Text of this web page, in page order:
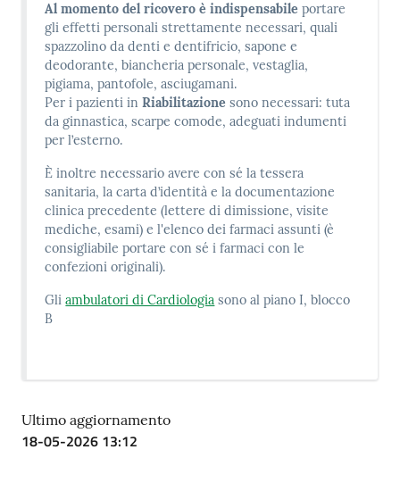
Al momento del ricovero è indispensabileportare
gli effetti personali strettamente necessari, quali
spazzolino da denti e dentifricio, sapone e
deodorante, biancheria personale, vestaglia,
pigiama, pantofole, asciugamani.
Per i pazienti inRiabilitazione sono necessari: tuta
da ginnastica, scarpe comode, adeguati indumenti
per l’esterno.
È inoltre necessario avere con sé la tessera
sanitaria, la carta d’identità e la documentazione
clinica precedente (lettere di dimissione, visite
mediche, esami) e l'elenco dei farmaci assunti (è
consigliabile portare con sé i farmaci con le
confezioni originali).
Gliambulatori di Cardiologia sono al piano I, blocco
B
Ultimo aggiornamento
18-05-2026 13:12